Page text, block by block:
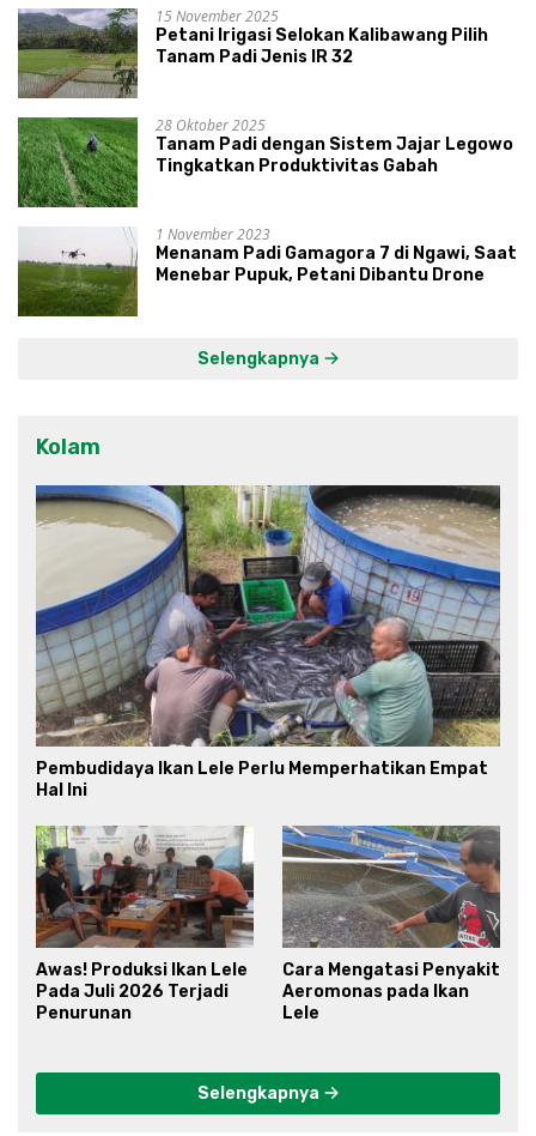
15 November 2025
Petani Irigasi Selokan Kalibawang Pilih
Tanam Padi Jenis IR 32
28 Oktober 2025
Tanam Padi dengan Sistem Jajar Legowo
Tingkatkan Produktivitas Gabah
1 November 2023
Menanam Padi Gamagora 7 di Ngawi, Saat
Menebar Pupuk, Petani Dibantu Drone
Selengkapnya
Kolam
Pembudidaya Ikan Lele Perlu Memperhatikan Empat
Hal Ini
Awas! Produksi Ikan Lele
Pada Juli 2026 Terjadi
Penurunan
Cara Mengatasi Penyakit
Aeromonas pada Ikan
Lele
Selengkapnya